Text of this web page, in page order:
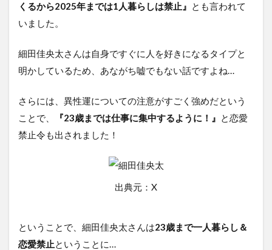
くるから2025年までは1人暮らしは禁止』 とも言われて
いました。
細田佳央太さんは自身ですぐに人を好きになるタイプと
明かしているため、あながち嘘でもない話ですよね…
さらには、異性運についての注意がすごく強めだという
ことで、
『23歳までは仕事に集中するように！』 と恋愛
禁止令も出されました！
出典元：X
ということで、細田佳央太さんは23歳まで一人暮らし＆
恋愛禁止 ということに…